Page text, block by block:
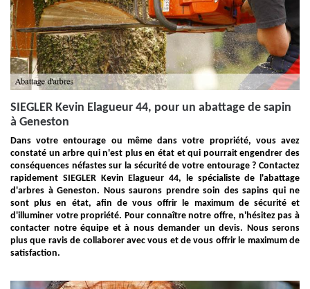
SIEGLER Kevin Elagueur 44, pour un abattage de sapin
à Geneston
Dans votre entourage ou même dans votre propriété, vous avez
constaté un arbre qui n'est plus en état et qui pourrait engendrer des
conséquences néfastes sur la sécurité de votre entourage ? Contactez
rapidement SIEGLER Kevin Elagueur 44, le spécialiste de l'abattage
d'arbres à Geneston. Nous saurons prendre soin des sapins qui ne
sont plus en état, afin de vous offrir le maximum de sécurité et
d'illuminer votre propriété. Pour connaître notre offre, n'hésitez pas à
contacter notre équipe et à nous demander un devis. Nous serons
plus que ravis de collaborer avec vous et de vous offrir le maximum de
satisfaction.